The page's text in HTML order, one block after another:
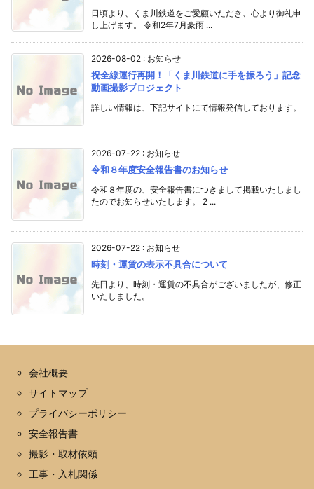
日頃より、くま川鉄道をご愛顧いただき、心より御礼申
し上げます。 令和2年7月豪雨 ...
2026-08-02 : お知らせ
祝全線運行再開！「くま川鉄道に手を振ろう」記念
動画撮影プロジェクト
詳しい情報は、下記サイトにて情報発信しております。
2026-07-22 : お知らせ
令和８年度安全報告書のお知らせ
令和８年度の、安全報告書につきまして掲載いたしまし
たのでお知らせいたします。 2 ...
2026-07-22 : お知らせ
時刻・運賃の表示不具合について
先日より、時刻・運賃の不具合がございましたが、修正
いたしました。
会社概要
サイトマップ
プライバシーポリシー
安全報告書
撮影・取材依頼
工事・入札関係